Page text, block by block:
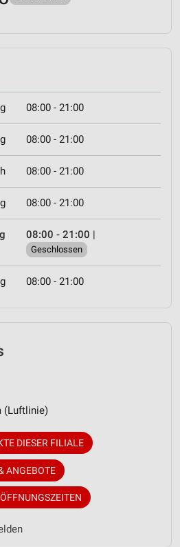
08:00 - 21:00
08:00 - 21:00
08:00 - 21:00
08:00 - 21:00
08:00 - 21:00 |
Geschlossen
08:00 - 21:00
(Luftlinie)
DIESER FILIALE
ANGEBOTE